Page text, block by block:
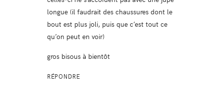
longue (il faudrait des chaussures dont le
bout est plus joli, puis que c’est tout ce
qu’on peut en voir)
gros bisous à bientôt
RÉPONDRE